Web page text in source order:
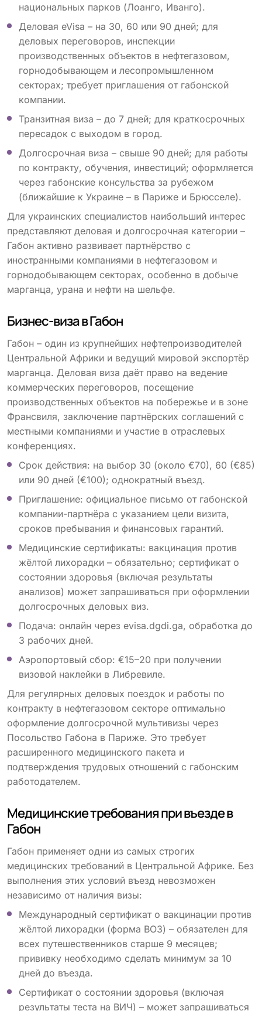
национальных парков (Лоанго, Иванго).
Деловая eVisa – на 30, 60 или 90 дней; для
деловых переговоров, инспекции
производственных объектов в нефтегазовом,
горнодобывающем и лесопромышленном
секторах; требует приглашения от габонской
компании.
Транзитная виза – до 7 дней; для краткосрочных
пересадок с выходом в город.
Долгосрочная виза – свыше 90 дней; для работы
по контракту, обучения, инвестиций; оформляется
через габонские консульства за рубежом
(ближайшие к Украине – в Париже и Брюсселе).
Для украинских специалистов наибольший интерес
представляют деловая и долгосрочная категории –
Габон активно развивает партнёрство с
иностранными компаниями в нефтегазовом и
горнодобывающем секторах, особенно в добыче
марганца, урана и нефти на шельфе.
Бизнес-виза в Габон
Габон – один из крупнейших нефтепроизводителей
Центральной Африки и ведущий мировой экспортёр
марганца. Деловая виза даёт право на ведение
коммерческих переговоров, посещение
производственных объектов на побережье и в зоне
Франсвиля, заключение партнёрских соглашений с
местными компаниями и участие в отраслевых
конференциях.
Срок действия: на выбор 30 (около €70), 60 (€85)
или 90 дней (€100); однократный въезд.
Приглашение: официальное письмо от габонской
компании-партнёра с указанием цели визита,
сроков пребывания и финансовых гарантий.
Медицинские сертификаты: вакцинация против
жёлтой лихорадки – обязательно; сертификат о
состоянии здоровья (включая результаты
анализов) может запрашиваться при оформлении
долгосрочных деловых виз.
Подача: онлайн через evisa.dgdi.ga, обработка до
3 рабочих дней.
Аэропортовый сбор: €15–20 при получении
визовой наклейки в Либревиле.
Для регулярных деловых поездок и работы по
контракту в нефтегазовом секторе оптимально
оформление долгосрочной мультивизы через
Посольство Габона в Париже. Это требует
расширенного медицинского пакета и
подтверждения трудовых отношений с габонским
работодателем.
Медицинские требования при въезде в
Габон
Габон применяет одни из самых строгих
медицинских требований в Центральной Африке. Без
выполнения этих условий въезд невозможен
независимо от наличия визы:
Международный сертификат о вакцинации против
жёлтой лихорадки (форма ВОЗ) – обязателен для
всех путешественников старше 9 месяцев;
прививку необходимо сделать минимум за 10
дней до въезда.
Сертификат о состоянии здоровья (включая
результаты теста на ВИЧ) – может запрашиваться